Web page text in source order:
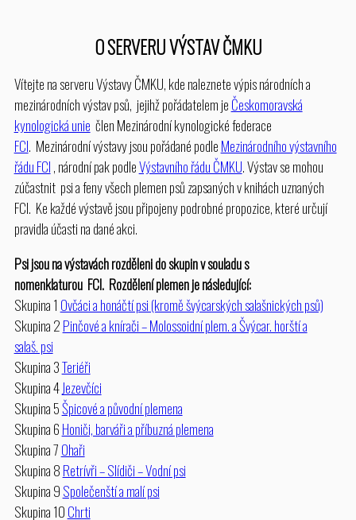
O SERVERU VÝSTAV ČMKU
Vítejte na serveru Výstavy ČMKU, kde naleznete výpis národních a
mezinárodních výstav psů, jejihž pořádatelem jeČeskomoravská
kynologická unie člen Mezinárodní kynologické federace
FCI. Mezinárodní výstavy jsou pořádané podleMezinárodního výstavního
řádu FCI, národní pak podleVýstavního řádu ČMKU. Výstav se mohou
zúčastnit psi a feny všech plemen psů zapsaných v knihách uznaných
FCI. Ke každé výstavě jsou připojeny podrobné propozice, které určují
pravidla účasti na dané akci.
Psi jsou na výstavách rozděleni do skupin v souladu s
nomenklaturou FCI. Rozdělení plemen je následující:
Skupina 1 Ovčáci a honáčtí psi (kromě švýcarských salašnických psů)
Skupina 2Pinčové a knírači – Molossoidní plem. a Švýcar. horští a
salaš. psi
Skupina 3Teriéři
Skupina 4Jezevčíci
Skupina 5Špicové a původní plemena
Skupina 6Honiči, barváři a příbuzná plemena
Skupina 7Ohaři
Skupina 8Retrívři – Slídiči – Vodní psi
Skupina 9Společenští a malí psi
Skupina 10Chrti